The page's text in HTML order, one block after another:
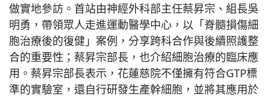
做實地參訪。首站由神經外科部主任蔡昇宗、組長吳
明勇，帶領眾人走進運動醫學中心，以「脊髓損傷細
胞治療後的復健」案例，分享跨科合作與後續照護整
合的重要性；蔡昇宗部長，也介紹細胞治療的臨床應
用。蔡昇宗部長表示，花蓮慈院不僅擁有符合GTP標
準的實驗室，還自行研發生產幹細胞，並將其應用於